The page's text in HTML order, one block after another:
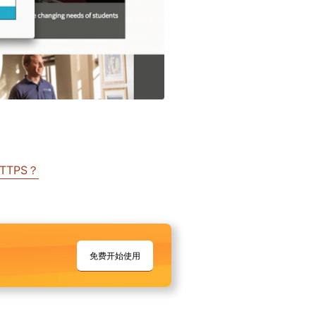
？
免费开始使用